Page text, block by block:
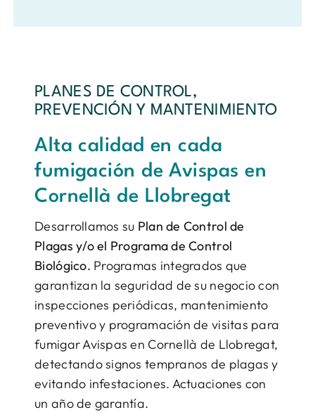
PLANES DE CONTROL,
PREVENCIÓN Y MANTENIMIENTO
Alta calidad en cada
fumigación de Avispas en
Cornellà de Llobregat
Desarrollamos su Plan de Control de
Plagas y/o el Programa de Control
Biológico. Programas integrados que
garantizan la seguridad de su negocio con
inspecciones periódicas, mantenimiento
preventivo y programación de visitas para
fumigar Avispas en Cornellà de Llobregat,
detectando signos tempranos de plagas y
evitando infestaciones. Actuaciones con
un año de garantía.